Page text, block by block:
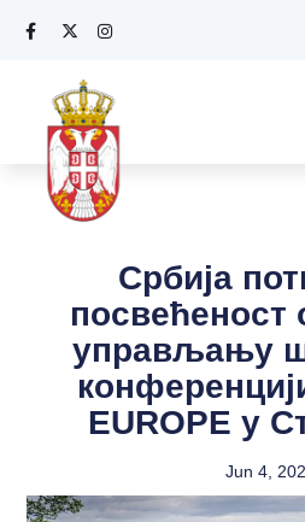
Србија
управљању
EUROPE у
Jun 4,